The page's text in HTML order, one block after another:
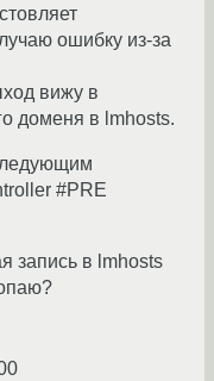
ошибку из-за
вижу в
доменя в lmhosts.
#PRE
запись в lmhosts